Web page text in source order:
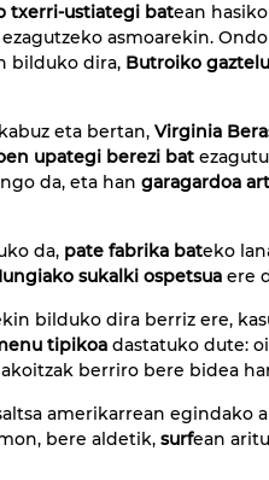
txerri-ustiategi batean
asmoarekin.
bilduko dira, Butroiko
eta bertan, Virginia
upategi berezi bat
da, eta han garagardoa
da, pate fabrika bateko
sukalki ospetsua ere
bilduko dira berriz ere,
tipikoa dastatuko dute:
berriro bere bidea
amerikarrean egindako
bere aldetik, surfean